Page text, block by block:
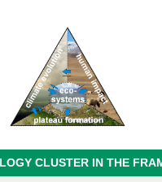
CLUSTER IN THE